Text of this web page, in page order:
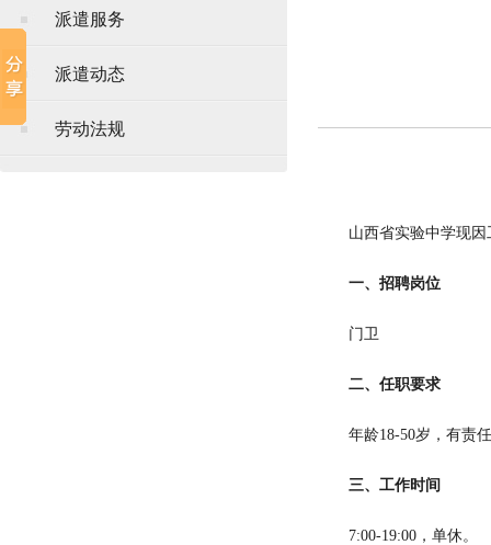
派遣服务
派遣动态
劳动法规
山西省实验中学现
一、招聘岗位
门卫
二、任职要求
年龄18-50岁，有责
三、工作时间
7:00-19:00，单休。